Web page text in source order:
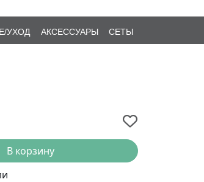
УХОД АКСЕССУАРЫ СЕТЫ
В корзину